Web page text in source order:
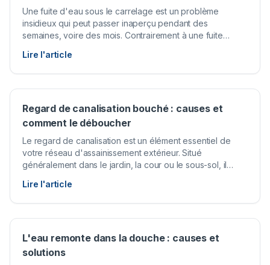
Une fuite d'eau sous le carrelage est un problème
insidieux qui peut passer inaperçu pendant des
semaines, voire des mois. Contrairement à une fuite
silence et provoque des dégâts considérables avant
d'être détectée : détérioration de la dalle, moisissures,
Lire l'article
Regard de canalisation bouché : causes et
comment le déboucher
Le regard de canalisation est un élément essentiel de
votre réseau d'assainissement extérieur. Situé
généralement dans le jardin, la cour ou le sous-sol, il
l'entretien et le débouchage. Lorsqu'il est bouché, les
conséquences peuvent être graves : refoulement d'eaux
Lire l'article
L'eau remonte dans la douche : causes et
solutions